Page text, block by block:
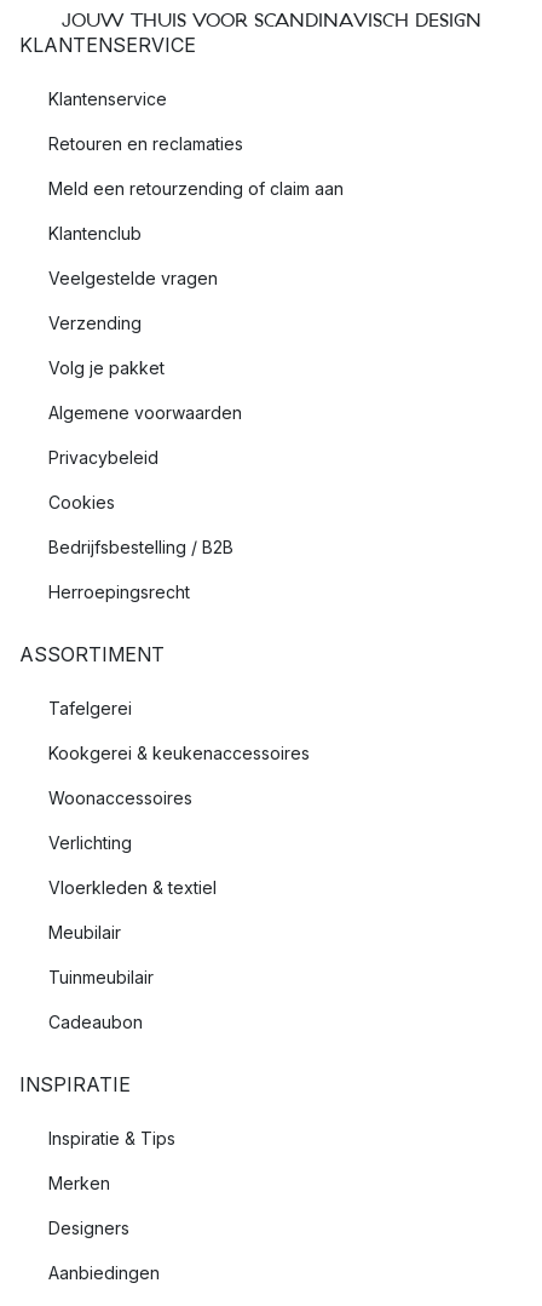
JOUW THUIS VOOR SCANDINAVISCH DESIGN
KLANTENSERVICE
Klantenservice
Retouren en reclamaties
Meld een retourzending of claim aan
Klantenclub
Veelgestelde vragen
Verzending
Volg je pakket
Algemene voorwaarden
Privacybeleid
Cookies
Bedrijfsbestelling / B2B
Herroepingsrecht
ASSORTIMENT
Tafelgerei
Kookgerei & keukenaccessoires
Woonaccessoires
Verlichting
Vloerkleden & textiel
Meubilair
Tuinmeubilair
Cadeaubon
INSPIRATIE
Inspiratie & Tips
Merken
Designers
Aanbiedingen